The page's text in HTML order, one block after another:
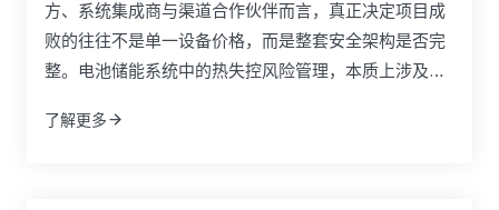
方、系统集成商与渠道合作伙伴而言，真正决定项目成
败的往往不是单一设备价格，而是整套安全架构是否完
整。电池储能系统中的热失控风险管理，本质上涉及电
置、灭火系统、舱体结构以及合规文件之间的协同。如
了解更多